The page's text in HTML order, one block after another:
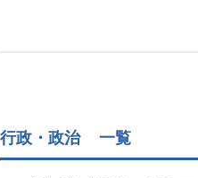
行政・政治 一覧